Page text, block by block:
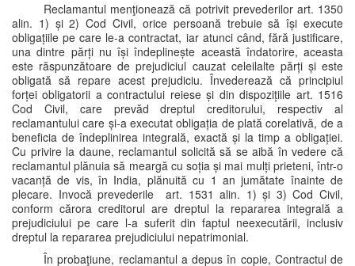
Reclamantul menţionează că potrivit prevederilor art. 1350
alin. 1) și 2) Cod Civil, orice persoană trebuie să își execute
obligațiile pe care le-a contractat, iar atunci când, fără justificare,
una dintre părți nu își îndeplinește această îndatorire, aceasta
este răspunzătoare de prejudiciul cauzat celeilalte părți și este
obligată să repare acest prejudiciu. Învederează că principiul
forței obligatorii a contractului reiese și din dispozițiile art. 1516
Cod Civil, care prevăd dreptul creditorului, respectiv al
reclamantului care și-a executat obligația de plată corelativă, de a
beneficia de îndeplinirea integrală, exactă și la timp a obligației.
Cu privire la daune, reclamantul solicită să se aibă în vedere că
reclamantul plănuia să meargă cu soția și mai mulți prieteni, într-o
vacanță de vis, în India, plănuită cu 1 an jumătate înainte de
plecare. Invocă prevederile art. 1531 alin. 1) și 3) Cod Civil,
conform cărora creditorul are dreptul la repararea integrală a
prejudiciului pe care l-a suferit din faptul neexecutării, inclusiv
dreptul la repararea prejudiciului nepatrimonial.
În probaţiune, reclamantul a depus în copie, Contractul de